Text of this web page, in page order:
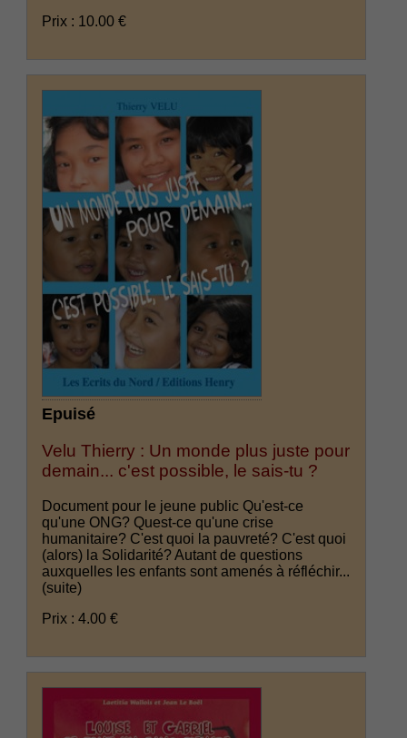
Prix : 10.00 €
Epuisé
Velu Thierry : Un monde plus juste pour
demain... c'est possible, le sais-tu ?
Document pour le jeune public Qu'est-ce
qu'une ONG? Quest-ce qu'une crise
humanitaire? C'est quoi la pauvreté? C'est quoi
(alors) la Solidarité? Autant de questions
auxquelles les enfants sont amenés à réfléchir...
(suite)
Prix : 4.00 €